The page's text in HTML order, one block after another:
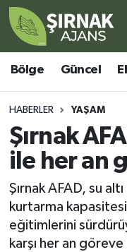
Bölge Güncel
HABERLER YAŞAM
Şırnak
ile her an
Şırnak AFAD, su
kurtarma
eğitimlerini
karşı her an
Bölge
Güncel
Ekonomi
Şırnak
Sağlık
Şırnak Nöbetçi
Şırnak Hava
Şirnak Namaz
Şırnak Trafik
Süper Lig Puan
Tüm Manşetler